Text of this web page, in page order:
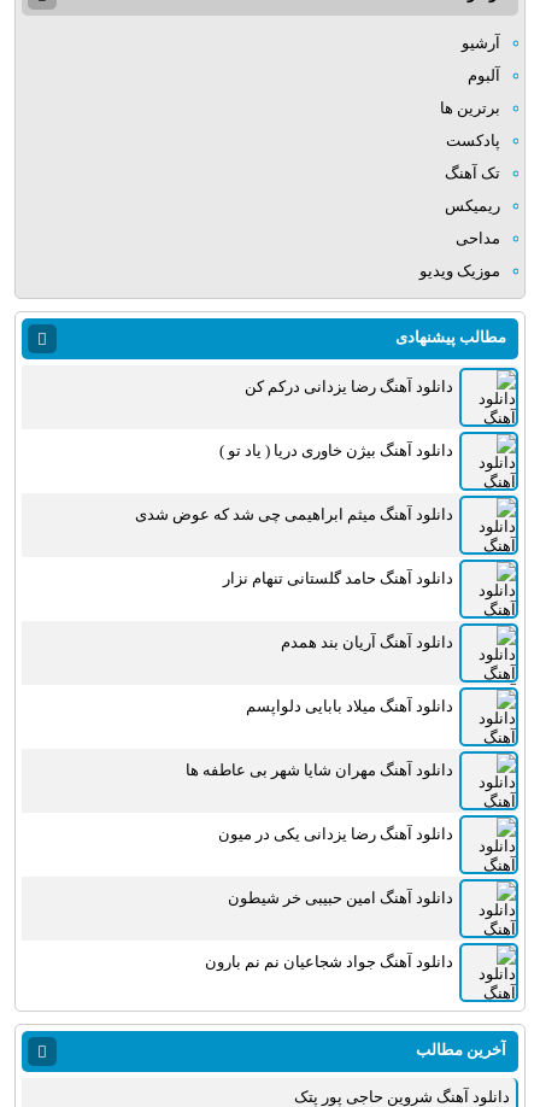
آرشیو
آلبوم
برترین ها
پادکست
تک آهنگ
ریمیکس
مداحی
موزیک ویدیو
مطالب پیشنهادی
دانلود آهنگ رضا یزدانی درکم کن
دانلود آهنگ بیژن خاوری دریا ( یاد تو )
دانلود آهنگ میثم ابراهیمی چی شد که عوض شدی
دانلود آهنگ حامد گلستانی تنهام نزار
دانلود آهنگ آریان بند همدم
دانلود آهنگ میلاد بابایی دلواپسم
دانلود آهنگ مهران شایا شهر بی عاطفه ها
دانلود آهنگ رضا یزدانی یکی در میون
دانلود آهنگ امین حبیبی خر شیطون
دانلود آهنگ جواد شجاعیان نم نم بارون
آخرین مطالب
دانلود آهنگ شروین حاجی پور پتک